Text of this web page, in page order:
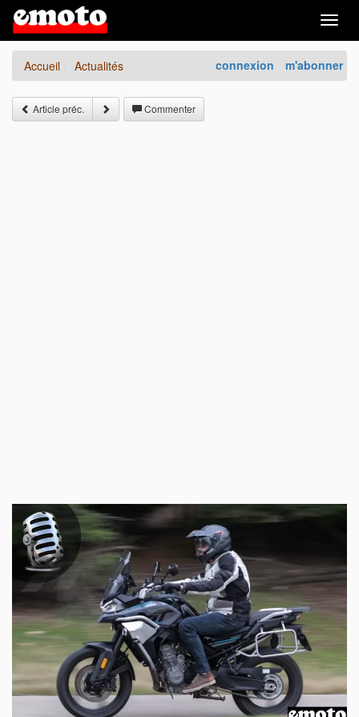
connexion m'abonner
Accueil Actualités
Article préc. Commenter